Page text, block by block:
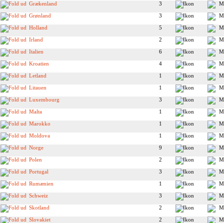
Grækenland
3
Grønland
3
Holland
5
Irland
2
Italien
6
Kroatien
4
Letland
1
Litauen
1
Luxembourg
3
Malta
1
Marokko
1
Moldova
1
Norge
9
Polen
2
Portugal
3
Rumænien
1
Schweiz
3
Skotland
2
Slovakiet
2